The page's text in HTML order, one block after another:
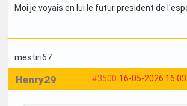
Moi je voyais en lui le futur president de
mestiri67
#3500 16-05-2026 16:03
Henry29